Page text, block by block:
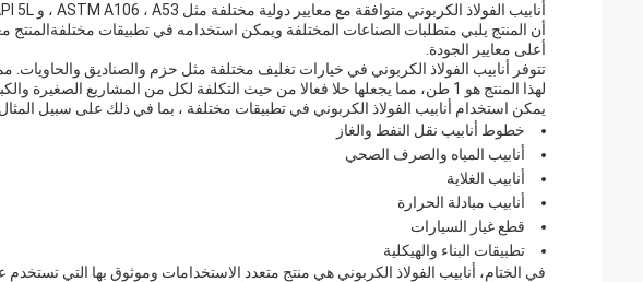
أعلى معايير الجودة.
تتوفر أنابيب الفولاذ الكربوني في خيارات تغليف مختلفة مثل حزم والصناديق والحاويات.
لهذا المنتج هو 1 طن، مما يجعلها حلا فعالا من حيث التكلفة لكل من المشاريع الصغيرة والكبيرة.
يمكن استخدام أنابيب الفولاذ الكربوني في تطبيقات مختلفة ، بما في ذلك على سبيل
خطوط أنابيب نقل النفط والغاز
أنابيب المياه والصرف الصحي
أنابيب الغلاية
أنابيب مبادلة الحرارة
قطع غيار السيارات
تطبيقات البناء والهيكلية
في الختام، أنابيب الفولاذ الكربوني هي منتج متعدد الاستخدامات وموثوق بها التي